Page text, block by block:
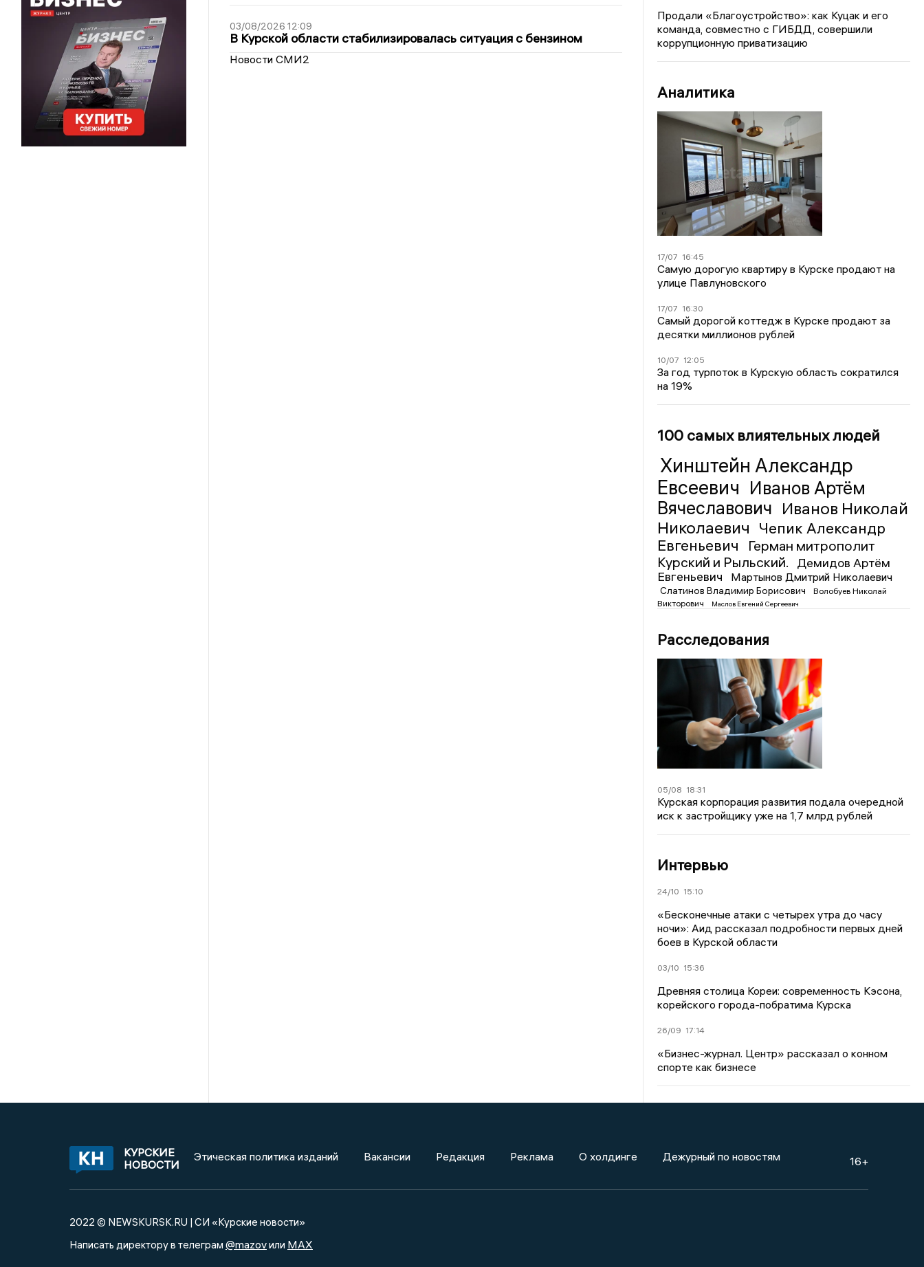
03/08/2026 12:09
В Курской области стабилизировалась ситуация с бензином
Новости СМИ2
Продали «Благоустройство»: как Куцак и его
команда, совместно с ГИБДД, совершили
коррупционную приватизацию
Аналитика
17/07 16:45
Самую дорогую квартиру в Курске продают на
улице Павлуновского
17/07 16:30
Самый дорогой коттедж в Курске продают за
десятки миллионов рублей
10/07 12:05
За год турпоток в Курскую область сократился
на 19%
100 самых влиятельных людей
Хинштейн Александр
Евсеевич Иванов Артём
Вячеславович Иванов Николай
Николаевич Чепик Александр
Евгеньевич
Герман митрополит
Курский и Рыльский.
Демидов Артём
Евгеньевич
Мартынов Дмитрий Николаевич
Слатинов Владимир Борисович
Волобуев Николай
Викторович
Маслов Евгений Сергеевич
Расследования
05/08 18:31
Курская корпорация развития подала очередной
иск к застройщику уже на 1,7 млрд рублей
Интервью
24/10 15:10
«Бесконечные атаки с четырех утра до часу
ночи»: Аид рассказал подробности первых дней
боев в Курской области
03/10 15:36
Древняя столица Кореи: современность Кэсона,
корейского города-побратима Курска
26/09 17:14
«Бизнес-журнал. Центр» рассказал о конном
спорте как бизнесе
КУРСКИЕ
НОВОСТИ
Этическая политика изданий Вакансии Редакция Реклама О холдинге Дежурный по новостям 16+
2022 © NEWSKURSK.RU | СИ «Курские новости»
Написать директору в телеграм @mazovили MAX